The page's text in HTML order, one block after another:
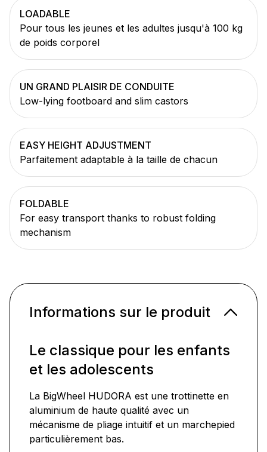
LOADABLE
Pour tous les jeunes et les adultes jusqu'à 100 kg
de poids corporel
UN GRAND PLAISIR DE CONDUITE
Low-lying footboard and slim castors
EASY HEIGHT ADJUSTMENT
Parfaitement adaptable à la taille de chacun
FOLDABLE
For easy transport thanks to robust folding
mechanism
Informations sur le produit
Le classique pour les enfants
et les adolescents
La BigWheel HUDORA est une trottinette en
aluminium de haute qualité avec un
mécanisme de pliage intuitif et un marchepied
particulièrement bas.